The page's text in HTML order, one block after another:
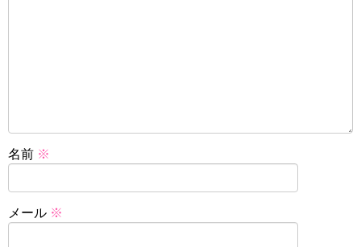
名前 ※
メール ※